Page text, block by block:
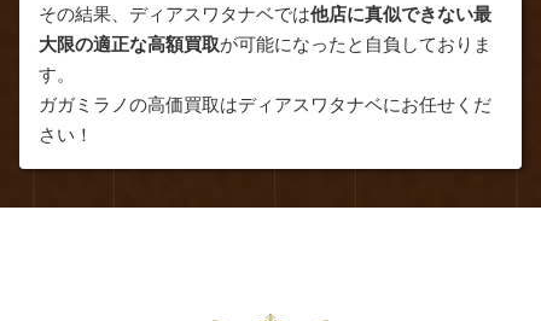
その結果、ディアスワタナベでは他店に真似できない最
大限の適正な高額買取が可能になったと自負しておりま
す。
ガガミラノの高価買取はディアスワタナベにお任せくだ
さい！